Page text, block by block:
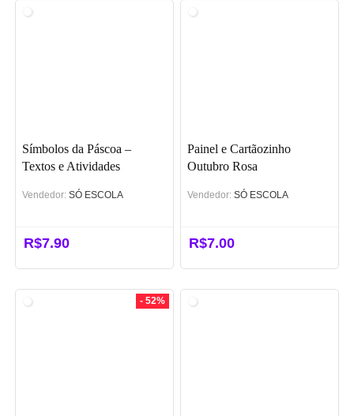
Símbolos da Páscoa –
Textos e Atividades
Vendedor: SÓ ESCOLA
R$7.90
Painel e Cartãozinho
Outubro Rosa
Vendedor: SÓ ESCOLA
R$7.00
- 52%